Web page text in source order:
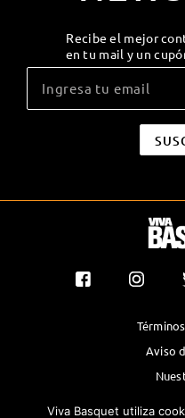
Recibe el mejor
en tu mail y un
Aviso
Viva Basquet utiliza